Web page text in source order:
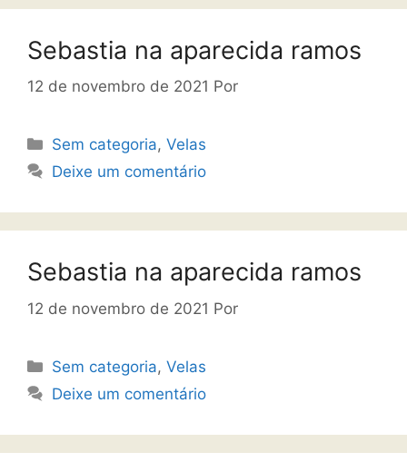
Sebastia na aparecida ramos
12 de novembro de 2021 Por
Sem categoria,Velas
Deixe um comentário
Sebastia na aparecida ramos
12 de novembro de 2021 Por
Sem categoria,Velas
Deixe um comentário